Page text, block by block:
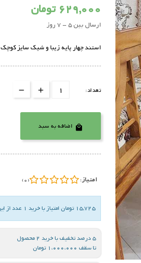
629,000 تومان
ارسال بین 5 - 7 روز
استند چهار پایه زیبا و شیک سایز کوچک
تعداد:
 اضافه به سبد
امتیاز: (0)
15,725 تومان امتیاز با خرید 1 عدد از این کالا
5 درصد تخفیف با خرید 2 محصول
تا سقف 1،000،000 تومان